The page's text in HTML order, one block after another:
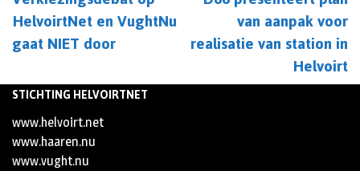
HelvoirtNet en VughtNu
gaat NIET door
van aanpak voor
realisatie van station in
Helvoirt
STICHTING HELVOIRTNET
www.helvoirt.net
www.haaren.nu
www.vught.nu